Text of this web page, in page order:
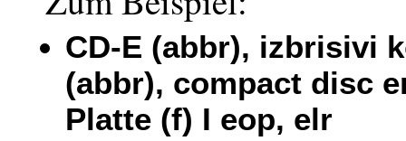
CD-E (abbr), izbrisivi
(abbr), compact disc
Platte (f) I eop, elr